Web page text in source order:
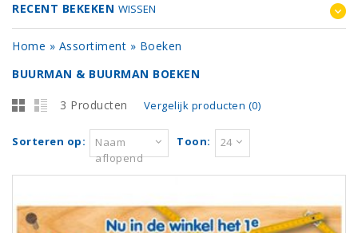
RECENT BEKEKEN WISSEN
Home » Assortiment » Boeken
BUURMAN & BUURMAN BOEKEN
3 Producten Vergelijk producten (0)
Sorteren op:
Naam
aflopend
Toon: 24